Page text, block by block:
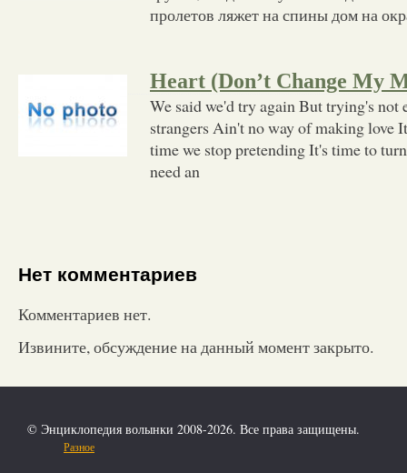
пролетов ляжет на спины дом на
Heart (Don’t Change My
We said we'd try again But trying's
strangers Ain't no way of making love
time we stop pretending It's time to
need an
Нет комментариев
Комментариев нет.
Извините, обсуждение на данный момент закрыто.
© Энциклопедия волынки 2008-2026. Все права защищены.
Разное